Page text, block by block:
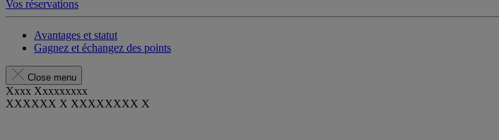
Vos réservations
Avantages et statut
Gagnez et échangez des points
Close menu
Xxxx Xxxxxxxxx
XXXXXX X XXXXXXXX X